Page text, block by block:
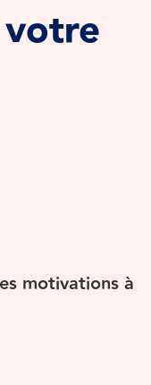
motivations à